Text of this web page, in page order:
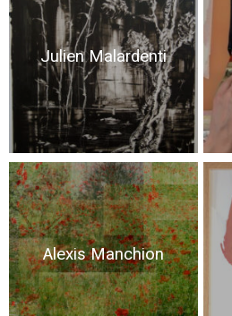
Julien Malardenti
Alexis Manchion